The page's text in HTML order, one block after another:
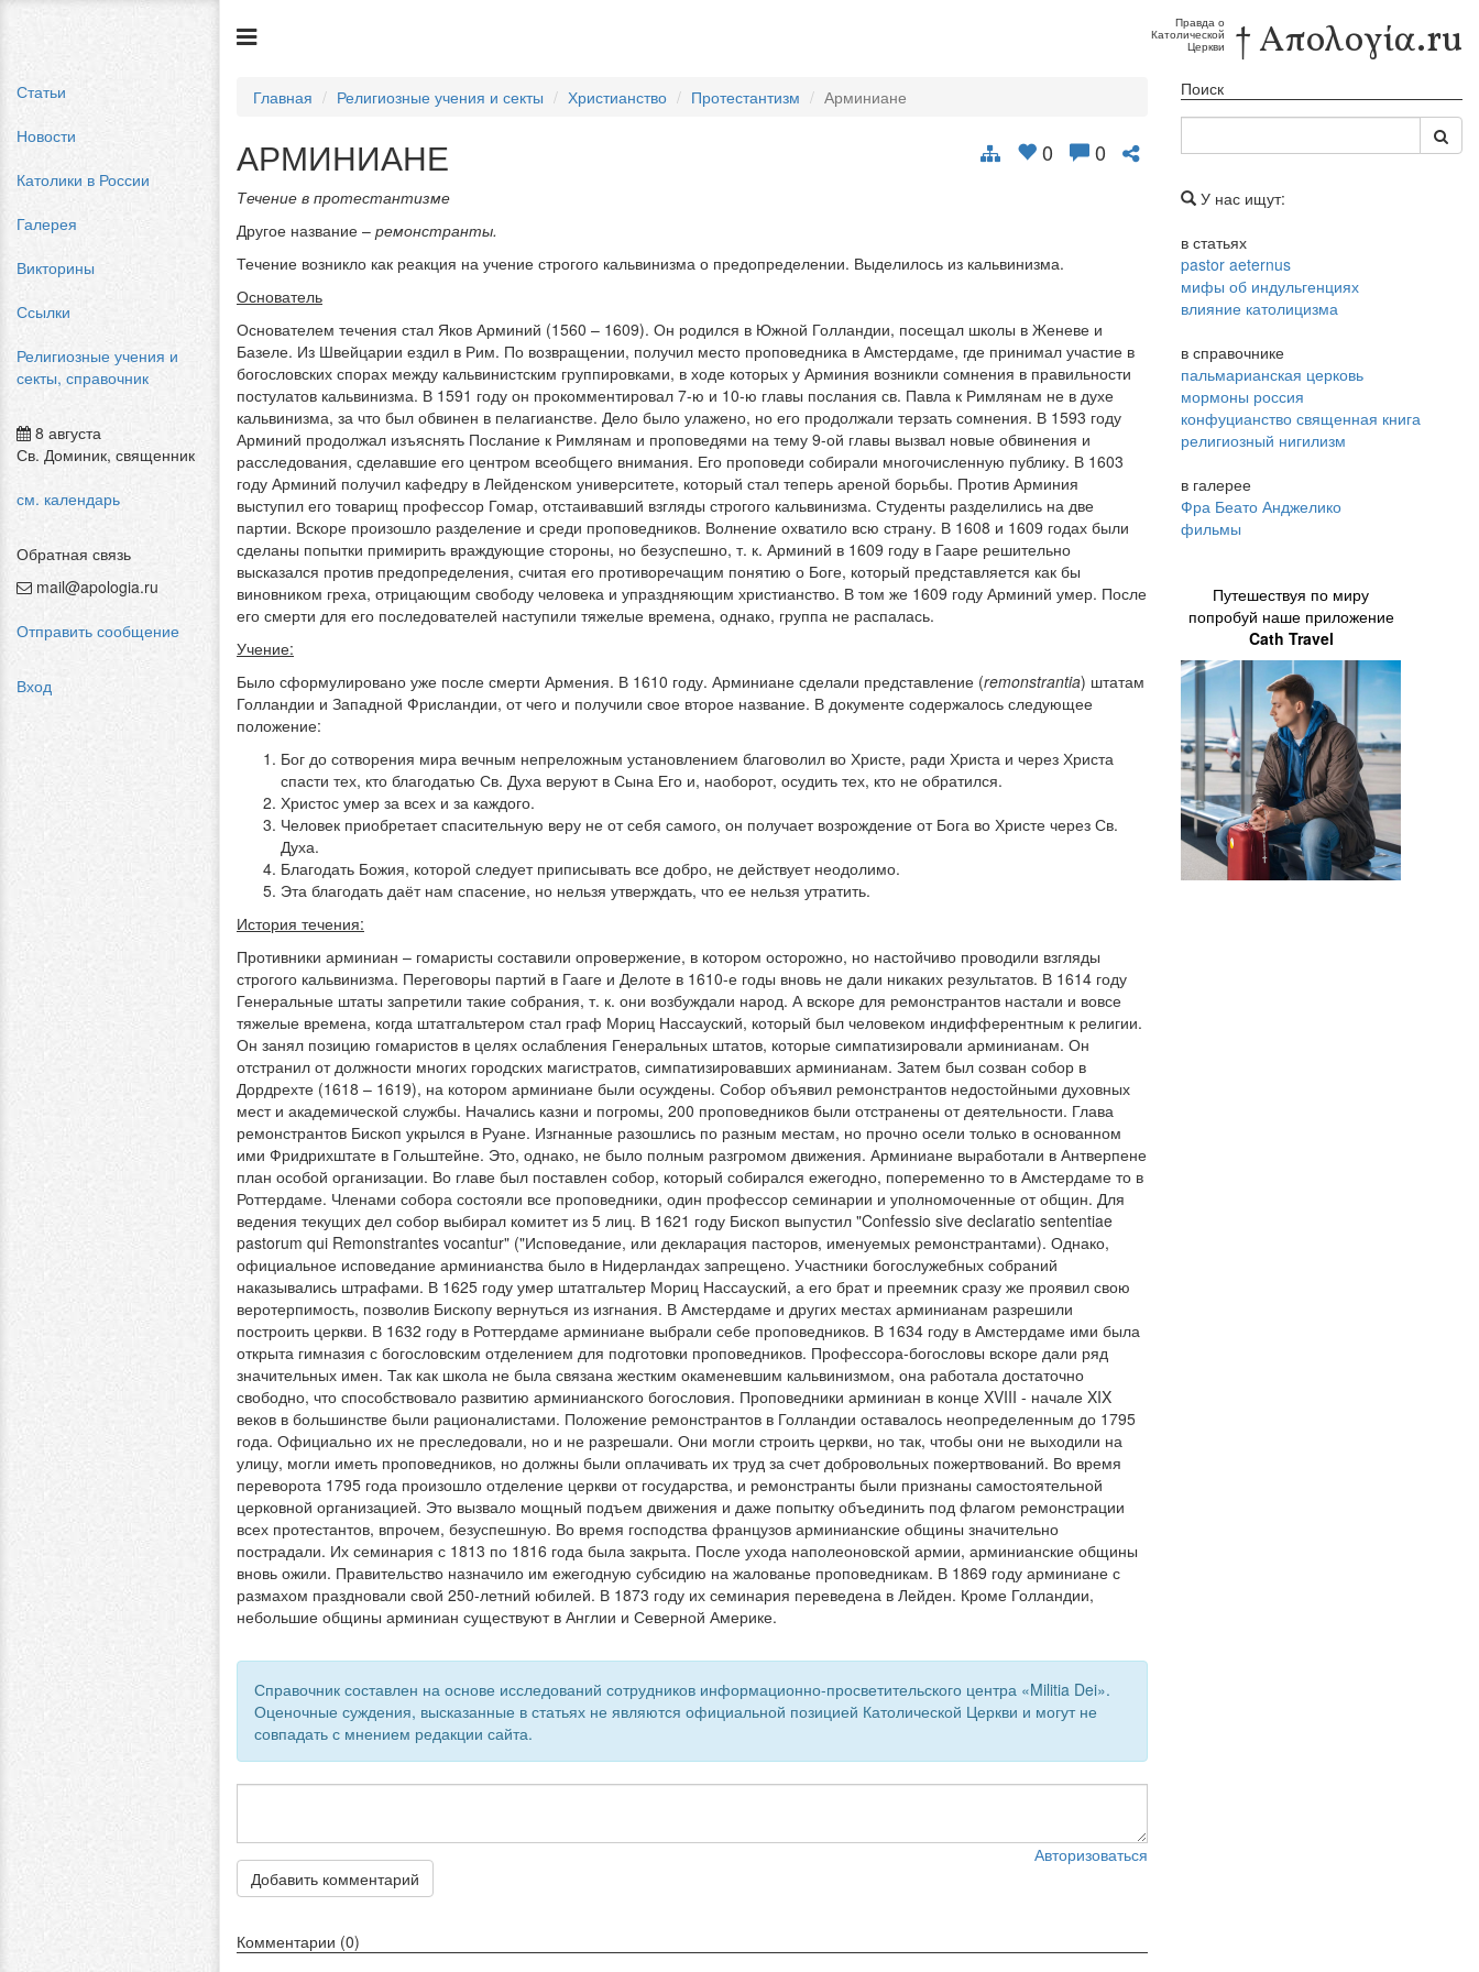
Статьи
Новости
Католики в России
Галерея
Викторины
Ссылки
Религиозные учения и
секты, справочник
8 августа
Св. Доминик, священник
см. календарь
Обратная связь
mail@apologia.ru
Отправить сообщение
Вход
Правда о
Католической
Церкви † Απολογία.ru
Главная Религиозные учения и секты Христианство Протестантизм Арминиане
0 0
АРМИНИАНЕ
Течение в протестантизме
Другое название – ремонстранты.
Течение возникло как реакция на учение строгого кальвинизма о предопределении. Выделилось из кальвинизма.
Основатель
Основателем течения стал Яков Арминий (1560 – 1609). Он родился в Южной Голландии, посещал школы в Женеве и
Базеле. Из Швейцарии ездил в Рим. По возвращении, получил место проповедника в Амстердаме, где принимал участие в
богословских спорах между кальвинистским группировками, в ходе которых у Арминия возникли сомнения в правильности
постулатов кальвинизма. В 1591 году он прокомментировал 7-ю и 10-ю главы послания св. Павла к Римлянам не в духе
кальвинизма, за что был обвинен в пелагианстве. Дело было улажено, но его продолжали терзать сомнения. В 1593 году
Арминий продолжал изъяснять Послание к Римлянам и проповедями на тему 9-ой главы вызвал новые обвинения и
расследования, сделавшие его центром всеобщего внимания. Его проповеди собирали многочисленную публику. В 1603
году Арминий получил кафедру в Лейденском университете, который стал теперь ареной борьбы. Против Арминия
выступил его товарищ профессор Гомар, отстаивавший взгляды строгого кальвинизма. Студенты разделились на две
партии. Вскоре произошло разделение и среди проповедников. Волнение охватило всю страну. В 1608 и 1609 годах были
сделаны попытки примирить враждующие стороны, но безуспешно, т. к. Арминий в 1609 году в Гааре решительно
высказался против предопределения, считая его противоречащим понятию о Боге, который представляется как бы
виновником греха, отрицающим свободу человека и упраздняющим христианство. В том же 1609 году Арминий умер. После
его смерти для его последователей наступили тяжелые времена, однако, группа не распалась.
Учение:
Было сформулировано уже после смерти Армения. В 1610 году. Арминиане сделали представление (remonstrantia) штатам
Голландии и Западной Фрисландии, от чего и получили свое второе название. В документе содержалось следующее
положение:
Бог до сотворения мира вечным непреложным установлением благоволил во Христе, ради Христа и через Христа
спасти тех, кто благодатью Св. Духа веруют в Сына Его и, наоборот, осудить тех, кто не обратился.
Христос умер за всех и за каждого.
Человек приобретает спасительную веру не от себя самого, он получает возрождение от Бога во Христе через Св.
Духа.
Благодать Божия, которой следует приписывать все добро, не действует неодолимо.
Эта благодать даёт нам спасение, но нельзя утверждать, что ее нельзя утратить.
История течения:
Противники арминиан – гомаристы составили опровержение, в котором осторожно, но настойчиво проводили взгляды
строгого кальвинизма. Переговоры партий в Гааге и Делоте в 1610-е годы вновь не дали никаких результатов. В 1614 году
Генеральные штаты запретили такие собрания, т. к. они возбуждали народ. А вскоре для ремонстрантов настали и вовсе
тяжелые времена, когда штатгальтером стал граф Мориц Нассауский, который был человеком индифферентным к религии.
Он занял позицию гомаристов в целях ослабления Генеральных штатов, которые симпатизировали арминианам. Он
отстранил от должности многих городских магистратов, симпатизировавших арминианам. Затем был созван собор в
Дордрехте (1618 – 1619), на котором арминиане были осуждены. Собор объявил ремонстрантов недостойными духовных
мест и академической службы. Начались казни и погромы, 200 проповедников были отстранены от деятельности. Глава
ремонстрантов Бископ укрылся в Руане. Изгнанные разошлись по разным местам, но прочно осели только в основанном
ими Фридрихштате в Гольштейне. Это, однако, не было полным разгромом движения. Арминиане выработали в Антверпене
план особой организации. Во главе был поставлен собор, который собирался ежегодно, попеременно то в Амстердаме то в
Роттердаме. Членами собора состояли все проповедники, один профессор семинарии и уполномоченные от общин. Для
ведения текущих дел собор выбирал комитет из 5 лиц. В 1621 году Бископ выпустил "Confessio sive declaratio sententiae
pastorum qui Remonstrantes vocantur" ("Исповедание, или декларация пасторов, именуемых ремонстрантами). Однако,
официальное исповедание арминианства было в Нидерландах запрещено. Участники богослужебных собраний
наказывались штрафами. В 1625 году умер штатгальтер Мориц Нассауский, а его брат и преемник сразу же проявил свою
веротерпимость, позволив Бископу вернуться из изгнания. В Амстердаме и других местах арминианам разрешили
построить церкви. В 1632 году в Роттердаме арминиане выбрали себе проповедников. В 1634 году в Амстердаме ими была
открыта гимназия с богословским отделением для подготовки проповедников. Профессора-богословы вскоре дали ряд
значительных имен. Так как школа не была связана жестким окаменевшим кальвинизмом, она работала достаточно
свободно, что способствовало развитию арминианского богословия. Проповедники арминиан в конце XVIII - начале XIX
веков в большинстве были рационалистами. Положение ремонстрантов в Голландии оставалось неопределенным до 1795
года. Официально их не преследовали, но и не разрешали. Они могли строить церкви, но так, чтобы они не выходили на
улицу, могли иметь проповедников, но должны были оплачивать их труд за счет добровольных пожертвований. Во время
переворота 1795 года произошло отделение церкви от государства, и ремонстранты были признаны самостоятельной
церковной организацией. Это вызвало мощный подъем движения и даже попытку объединить под флагом ремонстрации
всех протестантов, впрочем, безуспешную. Во время господства французов арминианские общины значительно
пострадали. Их семинария с 1813 по 1816 года была закрыта. После ухода наполеоновской армии, арминианские общины
вновь ожили. Правительство назначило им ежегодную субсидию на жалованье проповедникам. В 1869 году арминиане с
размахом праздновали свой 250-летний юбилей. В 1873 году их семинария переведена в Лейден. Кроме Голландии,
небольшие общины арминиан существуют в Англии и Северной Америке.
Справочник составлен на основе исследований сотрудников информационно-просветительского центра «Militia Dei».
Оценочные суждения, высказанные в статьях не являются официальной позицией Католической Церкви и могут не
совпадать с мнением редакции сайта.
Авторизоваться
Добавить комментарий
Комментарии (0)
Поиск
У нас ищут:
в статьях
pastor aeternus
мифы об индульгенциях
влияние католицизма
в справочнике
пальмарианская церковь
мормоны россия
конфуцианство священная книга
религиозный нигилизм
в галерее
Фра Беато Анджелико
фильмы
Путешествуя по миру
попробуй наше приложение
Cath Travel